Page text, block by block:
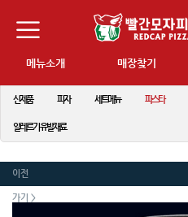
메뉴소개
신제품 피자 세트메뉴 파스타
알레르기 유발재료
매장찾기
이전
가기 >